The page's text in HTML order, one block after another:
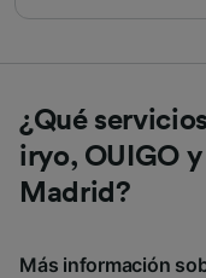
¿Qué
iryo, OUIGO
Madrid?
Más información